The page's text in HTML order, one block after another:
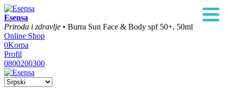
Esensa
Priroda i zdravlje • Burra Sun Face & Body spf 50+, 50ml
Online Shop
0Korpa
Profil
0800200300